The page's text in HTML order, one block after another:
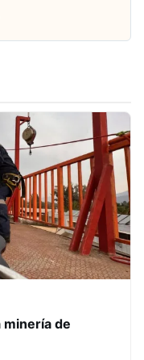
minería de